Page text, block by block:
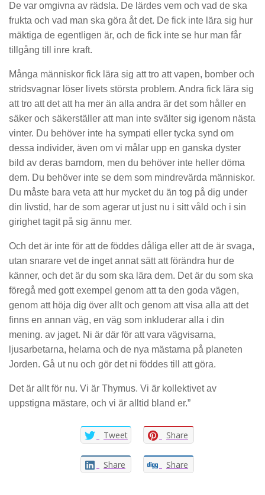
De var omgivna av rädsla. De lärdes vem och vad de ska
frukta och vad man ska göra åt det. De fick inte lära sig hur
mäktiga de egentligen är, och de fick inte se hur man får
tillgång till inre kraft.
Många människor fick lära sig att tro att vapen, bomber och
stridsvagnar löser livets största problem. Andra fick lära sig
att tro att det att ha mer än alla andra är det som håller en
säker och säkerställer att man inte svälter sig igenom nästa
vinter. Du behöver inte ha sympati eller tycka synd om
dessa individer, även om vi målar upp en ganska dyster
bild av deras barndom, men du behöver inte heller döma
dem. Du behöver inte se dem som mindrevärda människor.
Du måste bara veta att hur mycket du än tog på dig under
din livstid, har de som agerar ut just nu i sitt våld och i sin
girighet tagit på sig ännu mer.
Och det är inte för att de föddes dåliga eller att de är svaga,
utan snarare vet de inget annat sätt att förändra hur de
känner, och det är du som ska lära dem. Det är du som ska
föregå med gott exempel genom att ta den goda vägen,
genom att höja dig över allt och genom att visa alla att det
finns en annan väg, en väg som inkluderar alla i din
mening. av jaget. Ni är där för att vara vägvisarna,
ljusarbetarna, helarna och de nya mästarna på planeten
Jorden. Gå ut nu och gör det ni föddes till att göra.
Det är allt för nu. Vi är Thymus. Vi är kollektivet av
uppstigna mästare, och vi är alltid bland er.”
Tweet Share
Share Share